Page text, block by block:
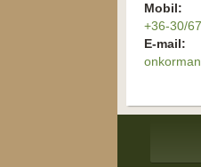
Mobil:
+36-30/
E-mail: